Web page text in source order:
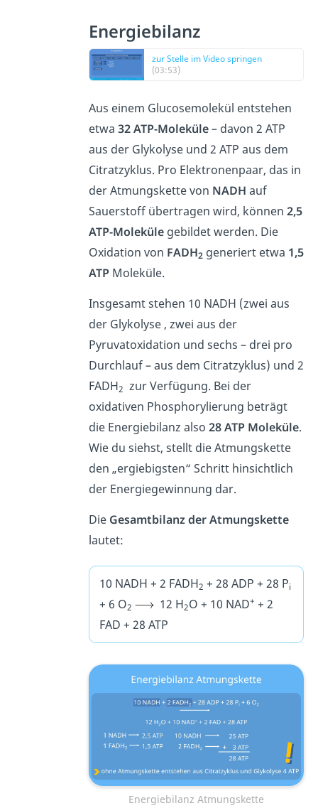
Energiebilanz
zur Stelle im Video springen
(03:53)
Aus einem Glucosemolekül entstehen
etwa 32 ATP-Moleküle– davon 2 ATP
aus der Glykolyse und 2 ATP aus dem
Citratzyklus. Pro Elektronenpaar, das in
der Atmungskette von NADH auf
Sauerstoff übertragen wird, können 2,5
ATP-Moleküle gebildet werden. Die
Oxidation von FADH2 generiert etwa 1,5
ATP Moleküle.
Insgesamt stehen 10 NADH (zwei aus
der Glykolyse , zwei aus der
Pyruvatoxidation und sechs – drei pro
Durchlauf – aus dem Citratzyklus) und 2
FADH2 zur Verfügung. Bei der
oxidativen Phosphorylierung beträgt
die Energiebilanz also 28 ATP Moleküle.
Wie du siehst, stellt die Atmungskette
den „ergiebigsten“ Schritt hinsichtlich
der Energiegewinnung dar.
Die Gesamtbilanz der Atmungskette
lautet:
10 NADH + 2 FADH2 + 28 ADP + 28 Pi
+ 6 O2 12 H2O + 10 NAD+ + 2
FAD + 28 ATP
Energiebilanz Atmungskette